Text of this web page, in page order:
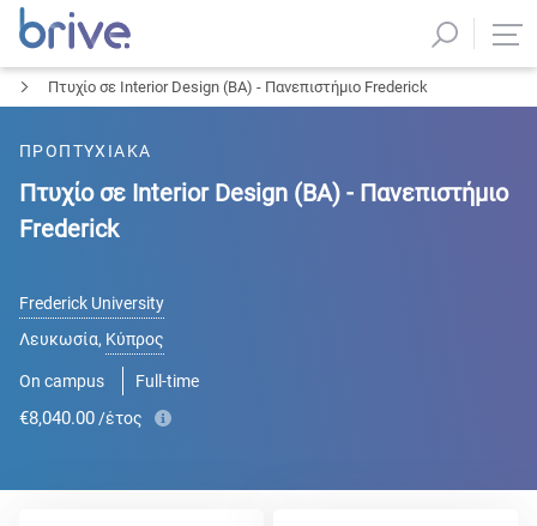
Πτυχίο σε Interior Design (BA) - Πανεπιστήμιο Frederick
ΠΡΟΠΤΥΧΙΑΚΑ
Πτυχίο σε Interior Design (BA) - Πανεπιστήμιο
Frederick
Frederick University
Λευκωσία, Κύπρος
On campus Full-time
€8,040.00 /έτος